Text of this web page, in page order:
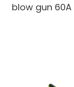
blow gun 60A